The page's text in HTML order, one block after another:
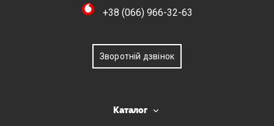
+38 (066) 966-32-63
Зворотній дзвінок
Каталог